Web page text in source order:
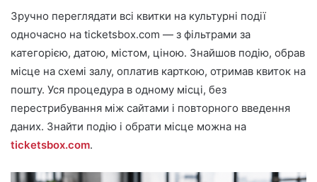
Зручно переглядати всі квитки на культурні події
одночасно на ticketsbox.com — з фільтрами за
категорією, датою, містом, ціною. Знайшов подію, обрав
місце на схемі залу, оплатив карткою, отримав квиток на
пошту. Уся процедура в одному місці, без
перестрибування між сайтами і повторного введення
даних. Знайти подію і обрати місце можна на
ticketsbox.com.